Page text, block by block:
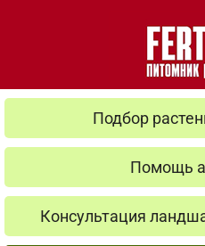
Подбор
Помощь
Консультация